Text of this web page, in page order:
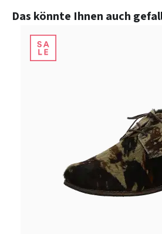
Produktgalerie überspringen
Das könnte Ihnen auch